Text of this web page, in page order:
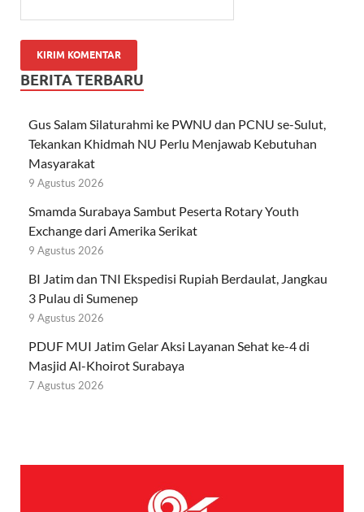
BERITA TERBARU
Gus Salam Silaturahmi ke PWNU dan PCNU se-Sulut,
Tekankan Khidmah NU Perlu Menjawab Kebutuhan
Masyarakat
9 Agustus 2026
Smamda Surabaya Sambut Peserta Rotary Youth
Exchange dari Amerika Serikat
9 Agustus 2026
BI Jatim dan TNI Ekspedisi Rupiah Berdaulat, Jangkau
3 Pulau di Sumenep
9 Agustus 2026
PDUF MUI Jatim Gelar Aksi Layanan Sehat ke-4 di
Masjid Al-Khoirot Surabaya
7 Agustus 2026